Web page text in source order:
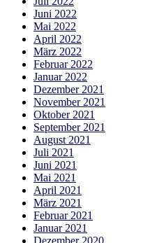
Juni 2022
Mai 2022
April 2022
März 2022
Februar 2022
Januar 2022
Dezember 2021
November 2021
Oktober 2021
September 2021
August 2021
Juli 2021
Juni 2021
Mai 2021
April 2021
März 2021
Februar 2021
Januar 2021
Dezember 2020